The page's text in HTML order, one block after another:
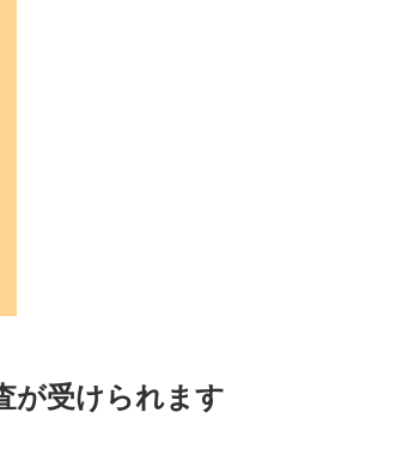
が受けられます